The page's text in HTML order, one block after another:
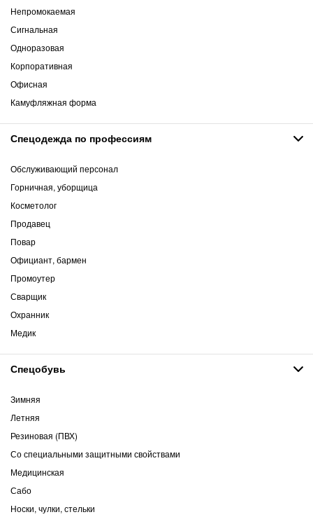
Непромокаемая
Сигнальная
Одноразовая
Корпоративная
Офисная
Камуфляжная форма
Спецодежда по профессиям
Обслуживающий персонал
Горничная, уборщица
Косметолог
Продавец
Повар
Официант, бармен
Промоутер
Сварщик
Охранник
Медик
Спецобувь
Зимняя
Летняя
Резиновая (ПВХ)
Со специальными защитными свойствами
Медицинская
Сабо
Носки, чулки, стельки